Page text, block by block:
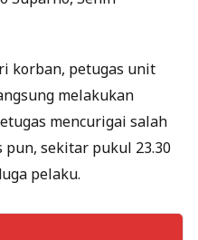
korban, petugas unit
melakukan
mencurigai salah
pun, sekitar pukul 23.30
pelaku.